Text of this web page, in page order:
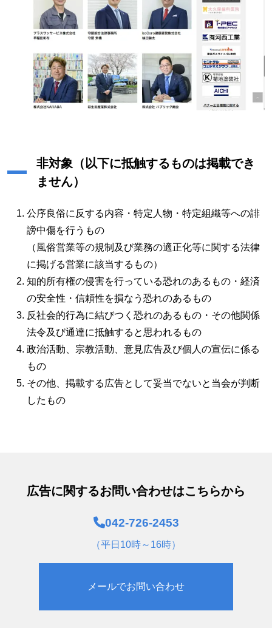
非対象（以下に抵触するものは掲載でき
ません）
公序良俗に反する内容・特定人物・特定組織等への誹
謗中傷を行うもの
（風俗営業等の規制及び業務の適正化等に関する法律
に掲げる営業に該当するもの）
知的所有権の侵害を行っている恐れのあるもの・経済
の安全性・信頼性を損なう恐れのあるもの
反社会的行為に結びつく恐れのあるもの・その他関係
法令及び通達に抵触すると思われるもの
政治活動、宗教活動、意見広告及び個人の宣伝に係る
もの
その他、掲載する広告として妥当でないと当会が判断
したもの
広告に関するお問い合わせはこちらから
042-726-2453
（平日10時～16時）
メールでお問い合わせ